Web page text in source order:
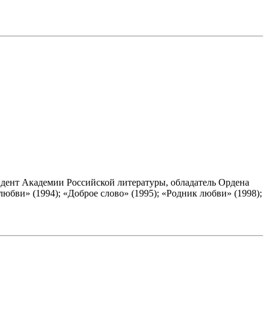
Академии Российской литературы, обладатель Ордена
(1994); «Доброе слово» (1995); «Родник любви» (1998);